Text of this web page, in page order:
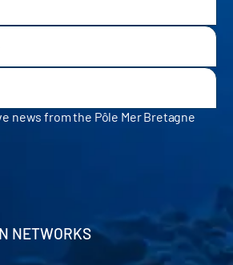
news from the Pôle Mer Bretagne
NETWORKS